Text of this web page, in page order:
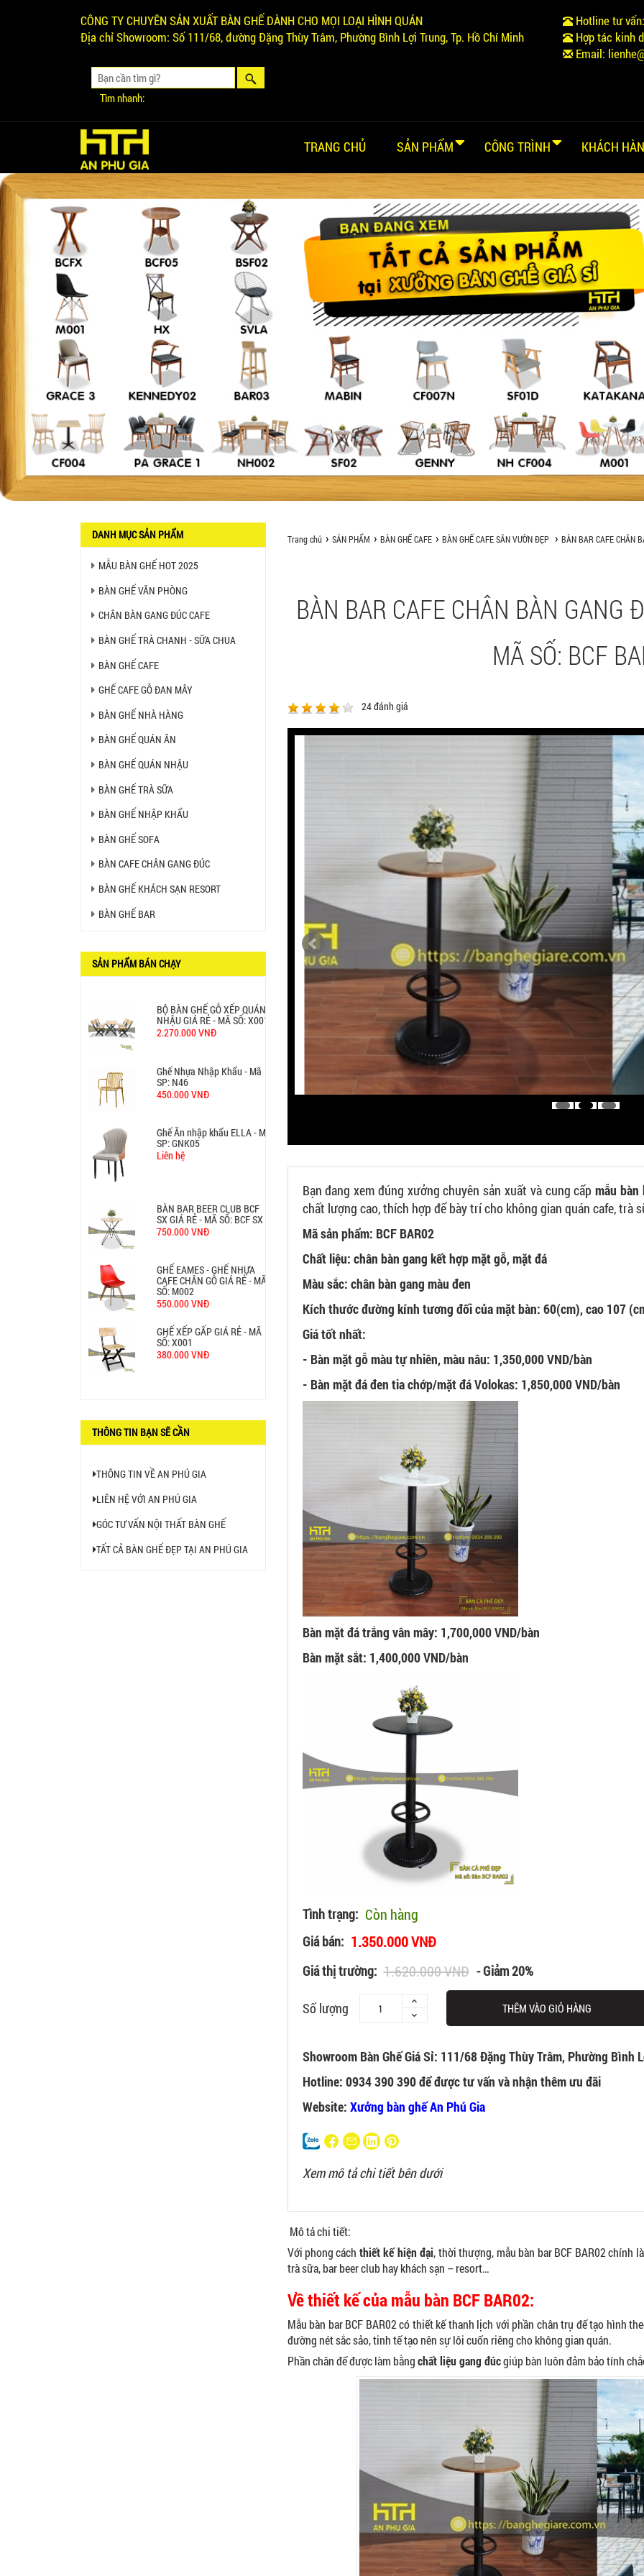
CÔNG TY CHUYÊN SẢN XUẤT BÀN GHẾ DÀNH CHO MỌI LOẠI HÌNH QUÁN
Địa chỉ Showroom: Số 111/68, đường Đặng Thùy Trâm, Phường Bình Lợi Trung, Tp. Hồ Chí Minh
Hotline tư
Hợp tác kinh
Email:
Tìm nhanh:
TRANG CHỦ SẢN PHẨM CÔNG TRÌNH KHÁCH
Trang chủ SẢN PHẨM BÀN GHẾ CAFE BÀN GHẾ CAFE SÂN VƯỜN ĐẸP BÀN BAR CAFE CHÂN
BÀN BAR CAFE CHÂN BÀN GANG
MÃ SỐ: BCF
24đánh giá
Bạn đang xem đúng xưởng chuyên sản xuất và cung cấpmẫu bàn
chất lượng cao, thích hợp để bày trí cho không gian quán cafe, trà
Mã sản phẩm: BCF BAR02
Chất liệu: chân bàn gang kết hợp mặt gỗ, mặt đá
Màu sắc: chân bàn gang màu đen
Kích thước đường kính tương đối của mặt bàn: 60(cm), cao 107
Giá tốt nhất:
- Bàn mặt gỗ màu tự nhiên, màu nâu: 1,350,000 VND/bàn
- Bàn mặt đá đen tia chớp/mặt đá Volokas: 1,850,000 VND/bàn
Bàn mặt đá trắng vân mây: 1,700,000 VND/bàn
Bàn mặt sắt: 1,400,000 VND/bàn
Tình trạng: Còn hàng
Giá bán: 1.350.000 VNĐ
Giá thị trường: 1.620.000 VNĐ - Giảm 20%
Số lượng THÊM VÀO GIỎ HÀNG
Showroom Bàn Ghế Giá Sỉ: 111/68 Đặng Thùy Trâm, Phường Bình
Hotline: 0934 390 390 để được tư vấn và nhận thêm ưu đãi
Website: Xưởng bàn ghế An Phú Gia
Xem mô tả chi tiết bên dưới
Mô tả chi tiết:
Với phong cách thiết kế hiện đại, thời thượng, mẫu bàn bar BCF BAR02 chính
trà sữa, bar beer club hay khách sạn – resort…
Về thiết kế của mẫu bàn BCF BAR02:
Mẫu bàn bar BCF BAR02 có thiết kế thanh lịch với phần chân trụ đế tạo hình
đường nét sắc sảo, tinh tế tạo nên sự lôi cuốn riêng cho không gian quán.
Phần chân đế được làm bằngchất liệu gang đúcgiúp bàn luôn đảm bảo tính
DANH MỤC SẢN PHẨM
MẪU BÀN GHẾ HOT 2025
BÀN GHẾ VĂN PHÒNG
CHÂN BÀN GANG ĐÚC CAFE
BÀN GHẾ TRÀ CHANH - SỮA CHUA
BÀN GHẾ CAFE
GHẾ CAFE GỖ ĐAN MÂY
BÀN GHẾ NHÀ HÀNG
BÀN GHẾ QUÁN ĂN
BÀN GHẾ QUÁN NHẬU
BÀN GHẾ TRÀ SỮA
BÀN GHẾ NHẬP KHẨU
BÀN GHẾ SOFA
BÀN CAFE CHÂN GANG ĐÚC
BÀN GHẾ KHÁCH SẠN RESORT
BÀN GHẾ BAR
SẢN PHẨM BÁN CHẠY
Ghế Ăn nhập khẩu ELLA - Mã
SP: GNK05
Liên hệ
BÀN BAR BEER CLUB BCF
SX GIÁ RẺ - MÃ SỐ: BCF SX
750.000 VNĐ
GHẾ EAMES - GHẾ NHỰA
CAFE CHÂN GỖ GIÁ RẺ - MÃ
SỐ: M002
550.000 VNĐ
GHẾ XẾP GẤP GIÁ RẺ - MÃ
SỐ: X001
380.000 VNĐ
BÀN CAFE BCF01 GIÁ RẺ -
650.000 VNĐ
BỘ BÀN GHẾ GỖ XẾP QUÁN
2.270.000 VNĐ
SP: N46
Ghế Ăn nhập khẩu ELLA - Mã
Liên hệ
BÀN BAR BEER CLUB BCF
SX GIÁ RẺ - MÃ SỐ: BCF SX
750.000 VNĐ
CAFE CHÂN GỖ GIÁ RẺ - MÃ
SỐ: M002
550.000 VNĐ
GHẾ XẾP GẤP GIÁ RẺ - MÃ
SỐ: X001
BÀN CAFE BCF01 GIÁ RẺ -
MÃ SỐ: BCF01
650.000 VNĐ
BỘ BÀN GHẾ GỖ XẾP QUÁN
NHẬU GIÁ RẺ - MÃ SỐ: X001
2.270.000 VNĐ
Ghế Nhựa Nhập Khẩu - Mã
SP: N46
450.000 VNĐ
Ghế Ăn nhập khẩu ELLA - Mã
SP: GNK05
Liên hệ
BÀN BAR BEER CLUB BCF
SX GIÁ RẺ - MÃ SỐ: BCF SX
750.000 VNĐ
GHẾ EAMES - GHẾ NHỰA
CAFE CHÂN GỖ GIÁ RẺ - MÃ
SỐ: M002
550.000 VNĐ
GHẾ XẾP GẤP GIÁ RẺ - MÃ
SỐ: X001
380.000 VNĐ
THÔNG TIN BẠN SẼ CẦN
THÔNG TIN VỀ AN PHÚ GIA
LIÊN HỆ VỚI AN PHÚ GIA
GÓC TƯ VẤN NỘI THẤT BÀN GHẾ
TẤT CẢ BÀN GHẾ ĐẸP TẠI AN PHÚ GIA